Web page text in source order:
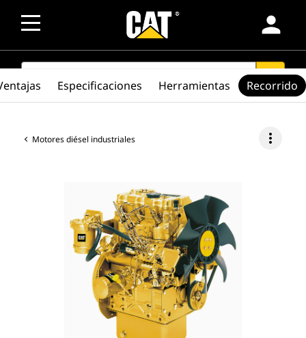
person
SEARCH search
Motores diésel industriales more_vert
Especificaciones Herramientas Recorrido